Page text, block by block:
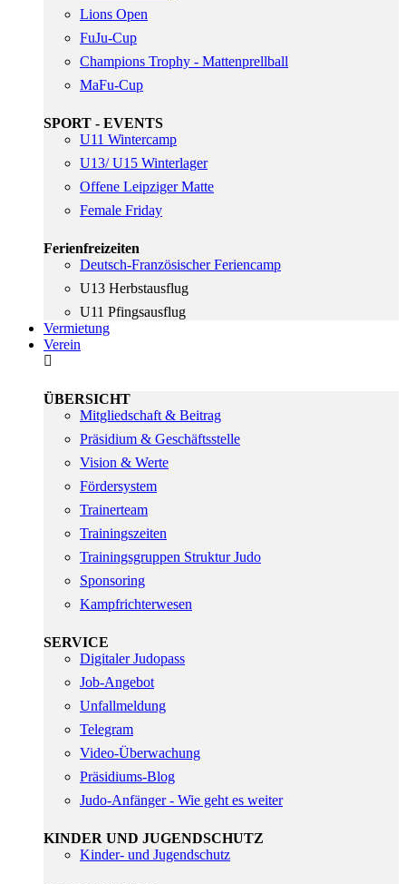
Lions Open
FuJu-Cup
Champions Trophy - Mattenprellball
MaFu-Cup
SPORT - EVENTS
U11 Wintercamp
U13/ U15 Winterlager
Offene Leipziger Matte
Female Friday
Ferienfreizeiten
Deutsch-Französischer Feriencamp
U13 Herbstausflug
U11 Pfingsausflug
Vermietung
Verein
ÜBERSICHT
Mitgliedschaft & Beitrag
Präsidium & Geschäftsstelle
Vision & Werte
Fördersystem
Trainerteam
Trainingszeiten
Trainingsgruppen Struktur Judo
Sponsoring
Kampfrichterwesen
SERVICE
Digitaler Judopass
Job-Angebot
Unfallmeldung
Telegram
Video-Überwachung
Präsidiums-Blog
Judo-Anfänger - Wie geht es weiter
KINDER UND JUGENDSCHUTZ
Kinder- und Jugendschutz